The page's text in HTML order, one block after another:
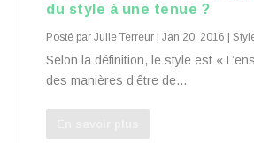
du style à une tenue ?
Posté parJulie Terreur |Jan 20, 2016 |
Selon la définition, le style est «
des manières d’être de...